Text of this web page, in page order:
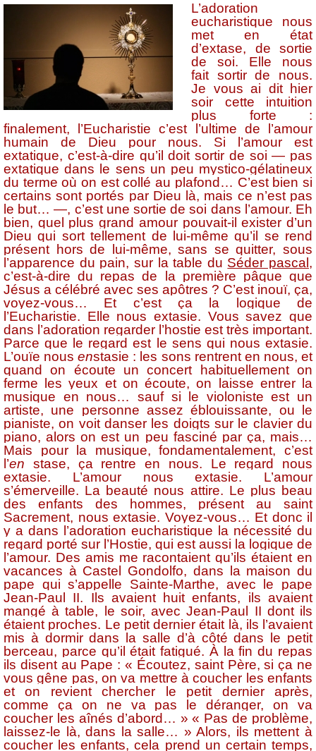
L’adoration
eucharistique nous
met en état
d’extase, de sortie
de soi. Elle nous
fait sortir de nous.
Je vous ai dit hier
soir cette intuition
plus forte :
finalement,
l’Eucharistie c’est l’ultime de l’amour
humain de Dieu pour nous. Si l’amour est
extatique, c’est-à-dire qu’il doit sortir de soi — pas
extatique dans le sens un peu mystico-gélatineux
du terme où on est collé au plafond… C’est bien si
certains sont portés par Dieu là, mais ce n’est pas
le but… —, c’est une sortie de soi dans l’amour. Eh
bien, quel plus grand amour pouvait-il exister d’un
Dieu qui sort tellement de lui-même qu’il se rend
présent hors de lui-même, sans se quitter, sous
l’apparence du pain, sur la table du Séder pascal ,
c’est-à-dire du repas de la première pâque que
Jésus a célébré avec ses apôtres ? C’est inouï, ça,
voyez-vous… Et c’est ça la logique de
l’Eucharistie. Elle nous extasie. Vous savez que
dans l’adoration regarder l’hostie est très important.
Parce que le regard est le sens qui nous extasie.
L’ouïe nousenstasie : les sons rentrent en nous, et
quand on écoute un concert habituellement on
ferme les yeux et on écoute, on laisse entrer la
musique en nous… sauf si le violoniste est un
artiste, une personne assez éblouissante, ou le
pianiste, on voit danser les doigts sur le clavier du
piano, alors on est un peu fasciné par ça, mais…
Mais pour la musique, fondamentalement, c’est
l’en
stase, ça rentre en nous. Le regard nous
extasie. L’amour nous extasie. L’amour
s’émerveille. La beauté nous attire. Le plus beau
des enfants des hommes, présent au saint
Sacrement, nous extasie. Voyez-vous… Et donc il
y a dans l’adoration eucharistique la nécessité du
regard porté sur l’Hostie, qui est aussi la logique de
l’amour. Des amis me racontaient qu’ils étaient en
vacances à Castel Gondolfo, dans la maison du
pape qui s’appelle Sainte-Marthe, avec le pape
Jean-Paul II. Ils avaient huit enfants, ils avaient
mangé à table, le soir, avec Jean-Paul II dont ils
étaient proches. Le petit dernier était là, ils l’avaient
mis à dormir dans la salle d’à côté dans le petit
berceau, parce qu’il était fatigué. À la fin du repas
ils disent au Pape : « Écoutez, saint Père, si ça ne
vous gêne pas, on va mettre à coucher les enfants
et on revient chercher le petit dernier après,
comme ça on ne va pas le déranger, on va
coucher les aînés d’abord… » « Pas de problème,
laissez-le là, dans la salle… » Alors, ils mettent à
coucher les enfants, cela prend un certain temps,